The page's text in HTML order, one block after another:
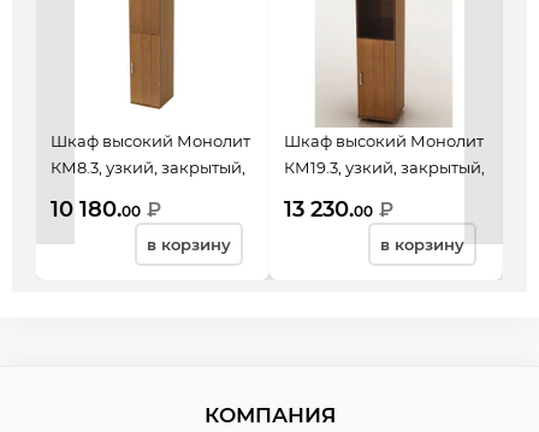
Шкаф высокий Монолит
КМ8.3, узкий, закрытый,
орех гварнери
10 180.00 ₽
в корзину
Шкаф высокий Монолит
КМ19.3, узкий, закрытый,
тонированным, 2 двери,
374*390*2046, орех
13 230.00 ₽
в корзину
КОМПАНИЯ